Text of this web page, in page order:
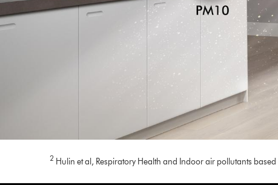
2 Hulin et al, Respiratory Health and Indoor air pollutants